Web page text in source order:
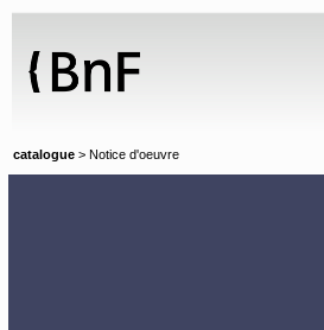
catalogue > Notice d'oeuvre